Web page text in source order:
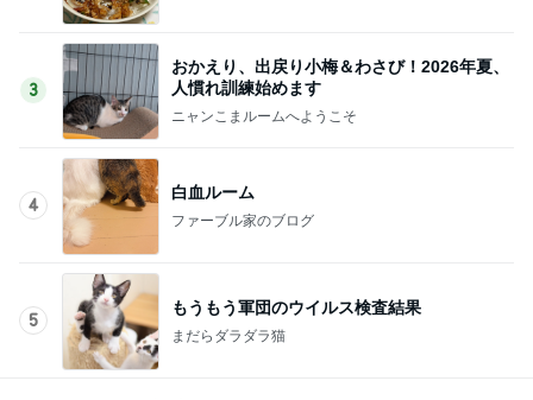
3
おかえり、出戻り小梅＆わさび！2026年夏、
人慣れ訓練始めます
ニャンこまルームへようこそ
4
白血ルーム
ファーブル家のブログ
5
もうもう軍団のウイルス検査結果
まだらダラダラ猫